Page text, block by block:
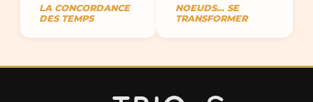
LA CONCORDANCE
DES TEMPS
NOEUDS… SE
TRANSFORMER